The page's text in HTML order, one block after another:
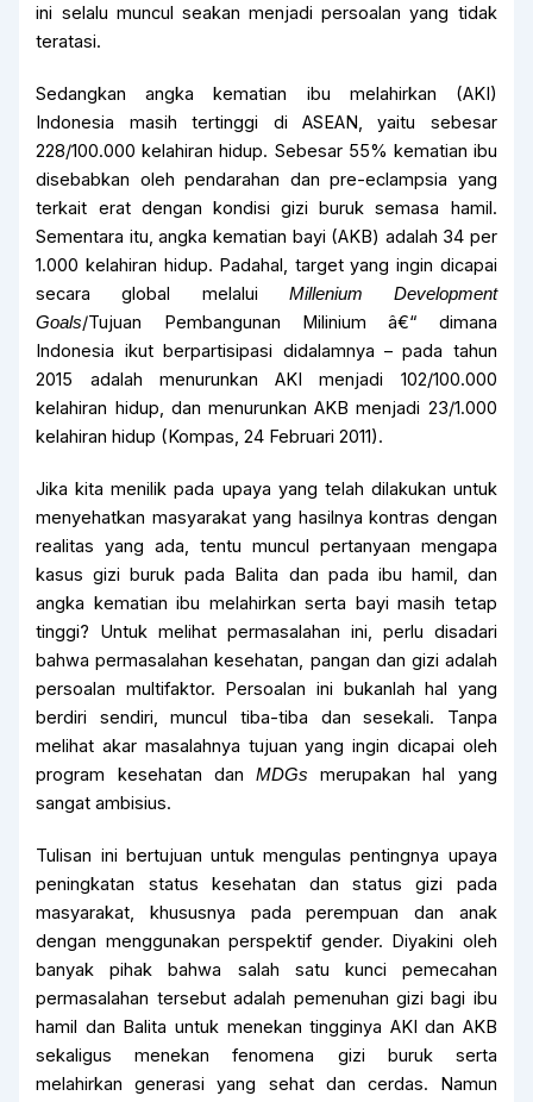
ini selalu muncul seakan menjadi persoalan yang tidak
teratasi.
Sedangkan angka kematian ibu melahirkan (AKI)
Indonesia masih tertinggi di ASEAN, yaitu sebesar
228/100.000 kelahiran hidup. Sebesar 55% kematian ibu
disebabkan oleh pendarahan dan pre-eclampsia yang
terkait erat dengan kondisi gizi buruk semasa hamil.
Sementara itu, angka kematian bayi (AKB) adalah 34 per
1.000 kelahiran hidup. Padahal, target yang ingin dicapai
secara global melalui Millenium Development
Goals/Tujuan Pembangunan Milinium â€“ dimana
Indonesia ikut berpartisipasi didalamnya – pada tahun
2015 adalah menurunkan AKI menjadi 102/100.000
kelahiran hidup, dan menurunkan AKB menjadi 23/1.000
kelahiran hidup (Kompas, 24 Februari 2011).
Jika kita menilik pada upaya yang telah dilakukan untuk
menyehatkan masyarakat yang hasilnya kontras dengan
realitas yang ada, tentu muncul pertanyaan mengapa
kasus gizi buruk pada Balita dan pada ibu hamil, dan
angka kematian ibu melahirkan serta bayi masih tetap
tinggi? Untuk melihat permasalahan ini, perlu disadari
bahwa permasalahan kesehatan, pangan dan gizi adalah
persoalan multifaktor. Persoalan ini bukanlah hal yang
berdiri sendiri, muncul tiba-tiba dan sesekali. Tanpa
melihat akar masalahnya tujuan yang ingin dicapai oleh
program kesehatan dan MDGs
merupakan hal yang
sangat ambisius.
Tulisan ini bertujuan untuk mengulas pentingnya upaya
peningkatan status kesehatan dan status gizi pada
masyarakat, khususnya pada perempuan dan anak
dengan menggunakan perspektif gender. Diyakini oleh
banyak pihak bahwa salah satu kunci pemecahan
permasalahan tersebut adalah pemenuhan gizi bagi ibu
hamil dan Balita untuk menekan tingginya AKI dan AKB
sekaligus menekan fenomena gizi buruk serta
melahirkan generasi yang sehat dan cerdas. Namun